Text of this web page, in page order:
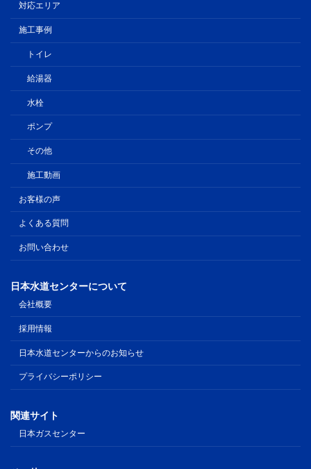
対応エリア
施工事例
トイレ
給湯器
水栓
ポンプ
その他
施工動画
お客様の声
よくある質問
お問い合わせ
日本水道センターについて
会社概要
採用情報
日本水道センターからのお知らせ
プライバシーポリシー
関連サイト
日本ガスセンター